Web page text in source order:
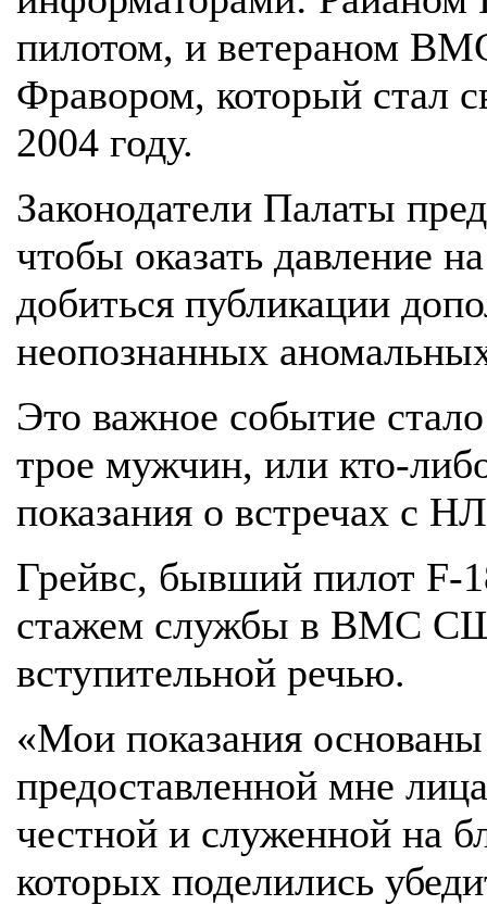
пилотом, и ветераном
Фравором, который стал
2004 году.
Законодатели Палаты
чтобы оказать давление
добиться публикации
неопознанных
Это важное событие
трое мужчин, или кто-
показания о встречах с
Грейвс, бывший пилот F-
стажем службы в ВМС
вступительной речью.
«Мои показания
предоставленной мне
честной и служенной на
которых поделились